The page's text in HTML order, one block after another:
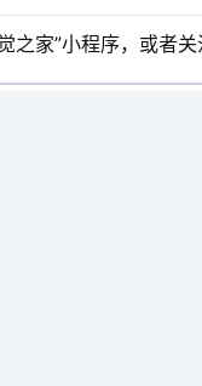
之家”小程序，或者